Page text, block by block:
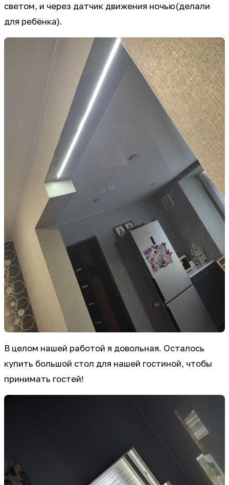
светом, и через датчик движения ночью(делали
для ребёнка).
В целом нашей работой я довольная. Осталось
купить большой стол для нашей гостиной, чтобы
принимать гостей!